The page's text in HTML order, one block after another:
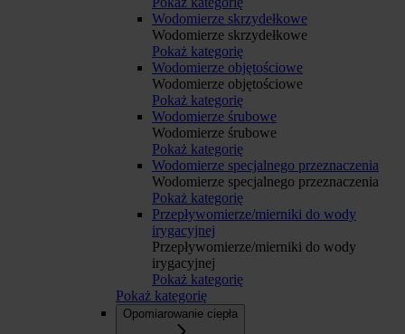
Wodomierze skrzydełkowe
Wodomierze skrzydełkowe
Pokaż kategorię
Wodomierze objętościowe
Wodomierze objętościowe
Pokaż kategorię
Wodomierze śrubowe
Wodomierze śrubowe
Pokaż kategorię
Wodomierze specjalnego przeznaczenia
Wodomierze specjalnego przeznaczenia
Pokaż kategorię
Przepływomierze/mierniki do wody
irygacyjnej
Przepływomierze/mierniki do wody
irygacyjnej
Pokaż kategorię
Pokaż kategorię
Opomiarowanie ciepła